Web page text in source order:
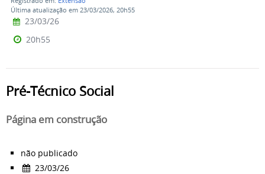
Última atualização em 23/03/2026, 20h55
23/03/26
20h55
Pré-Técnico Social
Página em construção
não publicado
23/03/26